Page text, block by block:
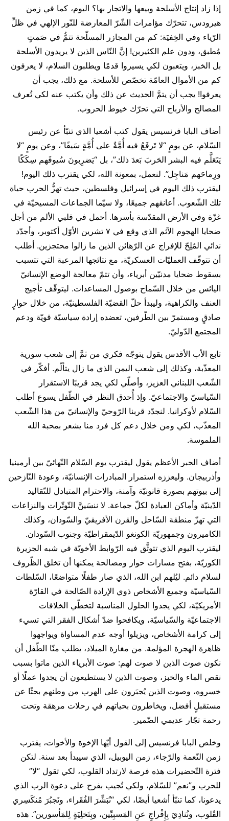
إذا زاد إنتاج الأسلحة وبيعها والاتجار بها؟ اليوم، كما في زمن
هيرودس، تتحرّك مؤامرات الشّرّ المعارضة للنّور الإلهي في ظلِّ
الرّياء وفي الخِفيَة: كم من المجازر المسلّحة تتمُّ في صَمتٍ
مُطبق، ودون علم الكثيرين! إنَّ النّاس الذين لا يريدون الأسلحة
بل الخبز، ويتعبون لكي يسيروا قدمًا ويطلبون السلام، لا يعرفون
كم من الأموال العامّة تخصّص للأسلحة. مع ذلك، يجب أن
يعرفوا! يجب أن يتمَّ الحديث عن ذلك وأن يكتب عنه لكي تُعرف
المصالح والأرباح التي تحرّك خيوط الحروب.
أضاف البابا فرنسيس يقول كتب أشعيا الذي تنبّأ عن رئيس
السّلام، عن يومٍ “لا تَرفَعُ فيه أُمَّةٌ على أُمَّةٍ سَيفًا”، وعن يومٍ “لا
يَتَعَلَّم فيه البشر الحَربَ بَعدَ ذلك”، بل “يَضرِبونَ سُيوفَهم سِكَكًا
ورِماحَهم مَناجِل”. لنعمل، بمعونة الله، لكي يقترب ذلك اليوم!
ليقترب ذلك اليوم في إسرائيل وفلسطين، حيث تهزُّ الحرب حياة
تلك الشّعوب. أعانقهم جميعًا، ولا سيّما الجماعات المسيحيّة في
غزّة وفي الأرض المقدّسة بأسرها. أحمل في قلبي الألم من أجل
ضحايا الهجوم الآثم الذي وقع في ٧ تشرين الأوّل أكتوبر، وأجدّد
ندائي المُلِحّ للإفراج عن الرّهائن الذين ما زالوا محتجزين. أطلب
أن تتوقّف العمليّات العسكريّة، مع نتائجها المرعبة التي تتسبب
بسقوط ضحايا مدنيّين أبرياء، وأن تتمّ معالجة الوضع الإنسانيّ
اليائس من خلال السّماح بوصول المساعدات. ليتوقّف تأجيج
العنف والكراهية، وليبدأ حلّ القضيّة الفلسطينيّة، من خلال حوارٍ
صادقٍ ومستمرّ بين الطّرفين، تعضده إرادة سياسيّة قويّة ودعم
المجتمع الدّوليّ.
تابع الأب الأقدس يقول يتوجّه فكري من ثمَّ إلى شعب سورية
المعذّبة، وكذلك إلى شعب اليمن الذي ما زال يتألّم. أفكّر في
الشّعب اللبناني العزيز، وأصلّي لكي يجد قريبًا الاستقرار
السّياسيّ والاجتماعيّ. وإذ أُحدق النظر في الطّفل يسوع أطلب
السّلام لأوكرانيا. لنجدّد قربنا الرّوحيّ والإنسانيّ من هذا الشّعب
المعذّب، لكي ومن خلال دعم كل فرد منا يشعر بمحبة الله
الملموسة.
أضاف الحبر الأعظم يقول ليقترب يوم السّلام النّهائيّ بين أرمينيا
وأذربيجان. وليعززه استمرار المبادرات الإنسانيّة، وعودة النّازحين
إلى بيوتهم بصورة قانونيّة وآمنة، والاحترام المتبادل للتّقاليد
الدّينيّة وأماكن العبادة لكلّ جماعة. لا ننسَينَّ التّوتّرات والنزاعات
التي تهزّ منطقة السّاحل والقرن الأفريقيّ والسّودان، وكذلك
الكاميرون وجمهوريّة الكونغو الدّيمقراطيّة وجنوب السّودان.
ليقترب اليوم الذي تتوثَّق فيه الرّوابط الأخويّة في شبه الجزيرة
الكوريّة، بفتح مسارات حوار ومصالحة يمكنها أن تخلق الظّروف
لسلام دائم. ليُلهم ابن الله، الذي صار طفلًا متواضعًا، السّلطات
السّياسيّة وجميع الأشخاص ذوي الإرادة الصّالحة في القارّة
الأمريكيّة، لكي يجدوا الحلول المناسبة لتخطّي الخلافات
الاجتماعيّة والسّياسيّة، ويكافحوا ضدّ أشكال الفقر التي تسيء
إلى كرامة الأشخاص، ويزيلوا أوجه عدم المساواة ويواجهوا
ظاهرة الهجرة المؤلمة. من مغارة الميلاد، يطلب منّا الطّفل أن
نكون صوت الذين لا صوت لهم: صوت الأبرياء الذين ماتوا بسبب
نقص الماء والخبز، وصوت الذين لا يستطيعون أن يجدوا عملًا أو
خسروه، وصوت الذين يُجبَرون على الهرب من وطنهم بحثًا عن
مستقبلٍ أفضل، ويخاطرون بحياتهم في رحلات مرهقة وتحت
رحمة تجّار عديمي الضّمير.
وخلص البابا فرنسيس إلى القول أيّها الإخوة والأخوات، يقترب
زمن النّعمة والرّجاء، زمن اليوبيل، الذي سيبدأ بعد سنة. لتكن
فترة التّحضيرات هذه فرصة لارتداد القلوب، لكي تقول “لا”
للحرب و”نعم” للسّلام، ولكي تُجيب بفرح على دعوة الرب الذي
يدعونا، كما تنبّأ أشعيا أيضًا، لكي “نُبَشِّرَ الفُقَراء، ونَجبُرَ مُنكَسِري
القُلوب، ونُنادِيَ بِإِفْراجٍ عنِ المَسبِيِّين، وبِتَخلِيَةٍ لِلمَأسورين”. هذه